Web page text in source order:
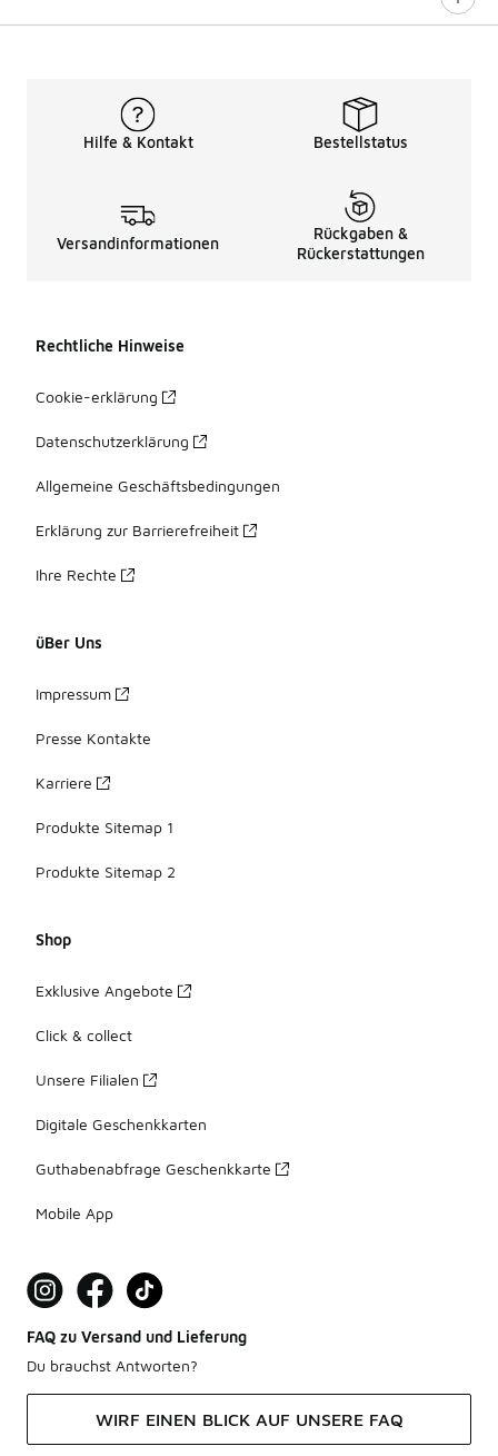
Hilfe & Kontakt Bestellstatus
Versandinformationen
Rückgaben &
Rückerstattungen
Rechtliche Hinweise
Cookie-erklärung
Datenschutzerklärung
Allgemeine Geschäftsbedingungen
Erklärung zur Barrierefreiheit
Ihre Rechte
üBer Uns
Impressum
Presse Kontakte
Karriere
Produkte Sitemap 1
Produkte Sitemap 2
Shop
Exklusive Angebote
Click & collect
Unsere Filialen
Digitale Geschenkkarten
Guthabenabfrage Geschenkkarte
Mobile App
FAQ zu Versand und Lieferung
Du brauchst Antworten?
WIRF EINEN BLICK AUF UNSERE FAQ